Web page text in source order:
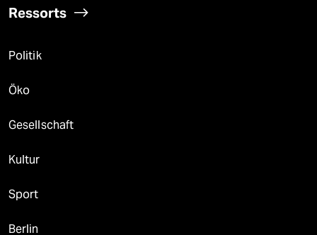
Ressorts
Politik
Öko
Gesellschaft
Kultur
Sport
Berlin